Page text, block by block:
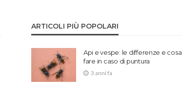
ARTICOLI PIÙ POPOLARI
Api e vespe: le differenze e cosa
fare in caso di puntura
3 anni fa